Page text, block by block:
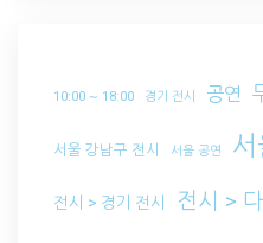
10:00 ~ 18:00 경기 전시 공연
서울 강남구 전시 서울 공연 서
전시 > 경기 전시 전시 >